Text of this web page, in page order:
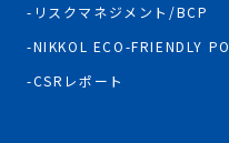
リスクマネジメント/BCP
NIKKOL ECO-FRIENDLY
CSRレポート